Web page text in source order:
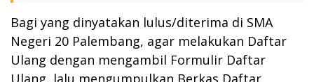
Bagi yang dinyatakan lulus/diterima di SMA
Negeri 20 Palembang, agar melakukan Daftar
Ulang dengan mengambil Formulir Daftar
Ulang, lalu mengumpulkan Berkas Daftar